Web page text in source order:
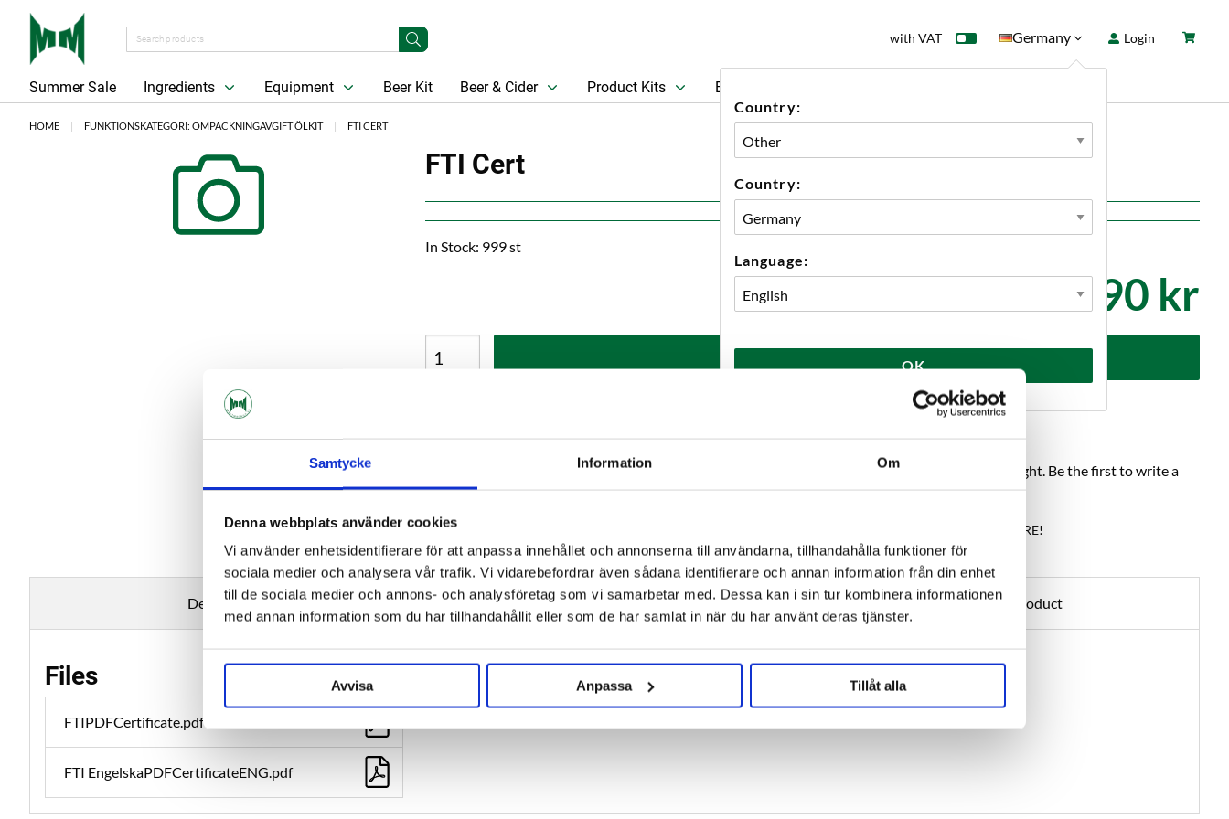
Samtycke Information Om
Denna webbplats använder cookies
Vi använder enhetsidentifierare för att anpassa innehållet och annonserna till användarna, tillhandahålla funktioner för
sociala medier och analysera vår trafik. Vi vidarebefordrar även sådana identifierare och annan information från din enhet
till de sociala medier och annons- och analysföretag som vi samarbetar med. Dessa kan i sin tur kombinera informationen
med annan information som du har tillhandahållit eller som de har samlat in när du har använt deras tjänster.
Avvisa Anpassa Tillåt alla
with VAT Germany
Country:
Country:
Language:
OK
Login
Summer Sale Ingredients Equipment Beer Kit Beer & Cider Product Kits Beer
HOME FUNKTIONSKATEGORI: OMPACKNINGAVGIFT ÖLKIT FTI CERT
FTI Cert
In Stock: 999 st
90 kr
Kundrecensioner
Help others choose right. Be the first to write a
review!
Write a review, click HERE!
Description Reviews Ask about product
Files
FTIPDFCertificate.pdf
FTI EngelskaPDFCertificateENG.pdf